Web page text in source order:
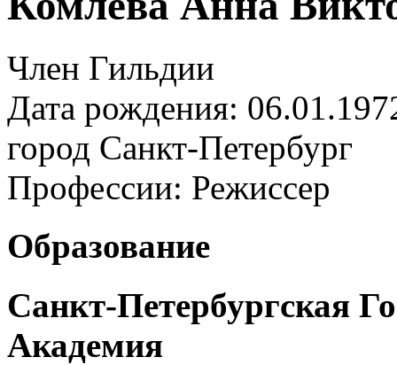
Член Гильдии
Дата рождения:
город Санкт-Петербург
Профессии: Режиссер
Образование
Санкт-Петербургская
Академия